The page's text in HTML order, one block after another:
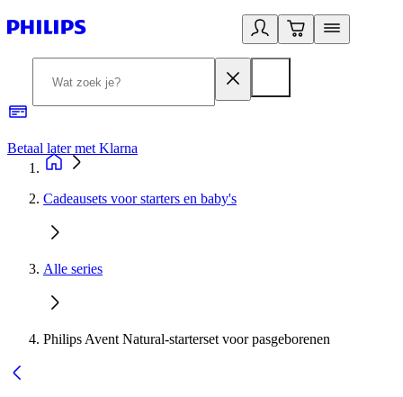
Betaal later met Klarna
Cadeausets voor starters en baby's
Alle series
Philips Avent Natural-starterset voor pasgeborenen